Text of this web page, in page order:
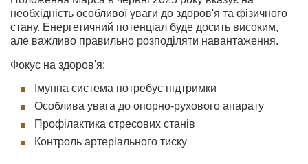
необхідність особливої уваги до здоров'я та фізичного
стану. Енергетичний потенціал буде досить високим,
але важливо правильно розподіляти навантаження.
Фокус на здоров'я:
Імунна система потребує підтримки
Особлива увага до опорно-рухового апарату
Профілактика стресових станів
Контроль артеріального тиску